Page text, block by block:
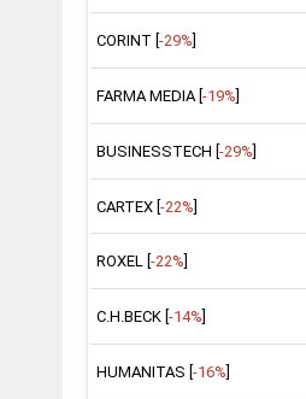
CORINT [ -29%
FARMA MEDIA [ -19%
BUSINESSTECH [-29%]
CARTEX [-22%]
ROXEL [ -22%
C.H.BECK [ -14%
HUMANITAS [ -16%